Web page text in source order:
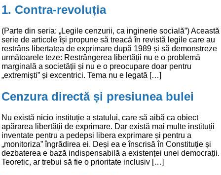
1. Contra-revoluția
(Parte din seria: „Legile cenzurii, ca inginerie socială”) Această
serie de articole își propune să treacă în revistă legile care au
restrâns libertatea de exprimare după 1989 și să demonstreze
următoarele teze: Restrângerea libertății nu e o problemă
marginală a societății și nu e o preocupare doar pentru
„extremiști” și excentrici. Tema nu e legată […]
Cenzura directă și presiunea bulei
Nu există nicio instituție a statului, care să aibă ca obiect
apărarea libertății de exprimare. Dar există mai multe instituții
inventate pentru a pedepsi libera exprimare și pentru a
„monitoriza” îngrădirea ei. Deși ea e înscrisă în Constituție și
dezbaterea e bază indispensabilă a existenței unei democrații.
Teoretic, ar trebui să fie o prioritate inclusiv […]